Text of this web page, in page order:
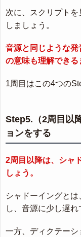
次に、スクリプト
しましょう。
音源と同じような
の意味も理解できる
1周目はこの4つの
Step5.（2周目以
ョンをする
2周目以降は、シャ
しょう。
シャドーイングと
し、音源に少し遅れ
一方、ディクテー